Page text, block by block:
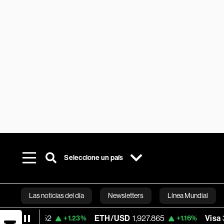
Seleccione un país
Las noticias del día Newsletters Línea Mundial
Bloomberg
ETH/USD 1,927.865 +1.16% Visa 370.47